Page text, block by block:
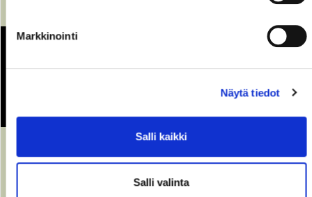
Markkinointi
Näytä tiedot
Salli kaikki
Salli valinta
ENNAKKO
15:00